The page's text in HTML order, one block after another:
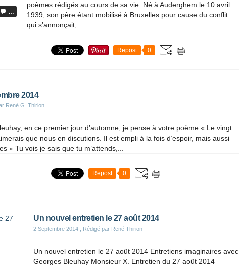
…
poèmes rédigés au cours de sa vie. Né à Auderghem le 10 avril
1939, son père étant mobilisé à Bruxelles pour cause du conflit
qui s’annonçait,...
Repost 0
2014
René G. Thirion
en ce premier jour d’automne, je pense à votre poème « Le vingt
que nous en discutions. Il est empli à la fois d’espoir, mais aussi
« Tu vois je sais que tu m’attends,...
Repost 0
Un nouvel entretien le 27 août 2014
2 Septembre 2014 , Rédigé par René Thirion
Un nouvel entretien le 27 août 2014 Entretiens imaginaires avec
Georges Bleuhay Monsieur X. Entretien du 27 août 2014